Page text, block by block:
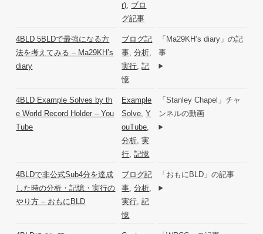
r), ブロ
グ記事
4BLD 5BLDで最強になる方
法を考えてみる – Ma29KH’s
diary
ブログ記
事,分析,
実行,記
憶
「Ma29KH’s diary」の記
事
4BLD Example Solves by th
e World Record Holder – You
Tube
Example
Solve,Y
ouTube,
分析,実
行,記憶
「Stanley Chapel」チャ
ンネルの動画
4BLDで非公式Sub4分を達成
した時の分析・記憶・実行の
やり方 – おもにBLD
ブログ記
事,分析,
実行,記
憶
「おもにBLD」の記事